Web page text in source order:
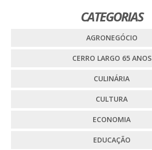
CATEGORIAS
AGRONEGÓCIO
CERRO LARGO 65 ANOS
CULINÁRIA
CULTURA
ECONOMIA
EDUCAÇÃO